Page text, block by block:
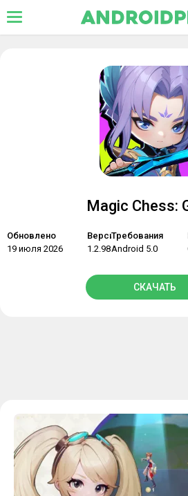
Magic Chess:
Обновлено
19 июля 2026
Версия
1.2.98.3143
Требования
Android 5.0
СКАЧАТЬ